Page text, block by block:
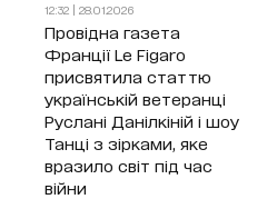
12:32 | 28.01.2026
Провідна газета
Франції Le Figaro
присвятила статтю
українській ветеранці
Руслані Данілкіній і шоу
Танці з зірками, яке
вразило світ під час
війни